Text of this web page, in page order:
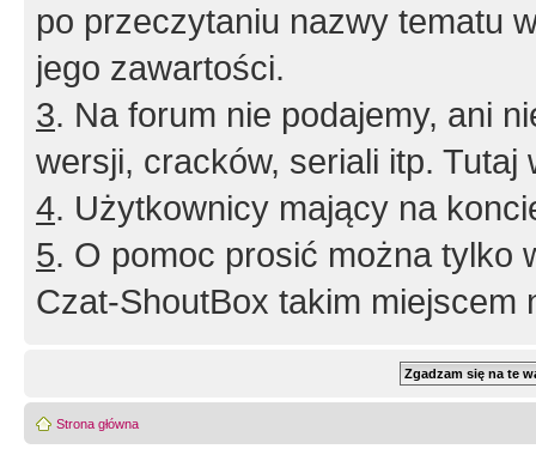
po przeczytaniu nazwy tematu
jego zawartości.
3. Na forum nie podajemy, ani
wersji, cracków, seriali itp. Tutaj
4. Użytkownicy mający na
5. O pomoc prosić można tylko
Czat-ShoutBox takim miejscem
Strona główna